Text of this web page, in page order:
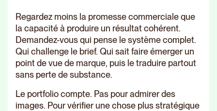
Regardez moins la promesse commerciale que
la capacité à produire un résultat cohérent.
Demandez-vous qui pense le système complet.
Qui challenge le brief. Qui sait faire émerger un
point de vue de marque, puis le traduire partout
sans perte de substance.
Le portfolio compte. Pas pour admirer des
images. Pour vérifier une chose plus stratégique